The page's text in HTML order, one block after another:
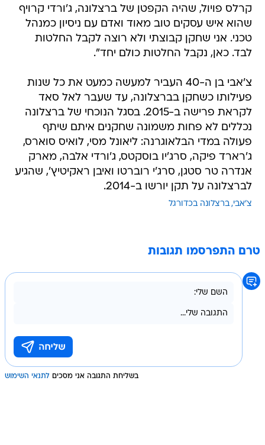
קרלס פויול, שהיה הקפטן של ברצלונה, ג'ורדי קרויף
שהוא איש עסקים טוב מאוד ואדם עם ניסיון כמנהל
טכני. אני שחקן קבוצתי ולא רוצה לקבל החלטות
לבד. כאן, נקבל החלטות כולם יחד".
צ'אבי בן ה-40 העביר למעשה כמעט את כל שנות
פעילותו כשחקן בברצלונה, עד שעבר לאל סאד
לקראת פרישה ב-2015. בסגל הנוכחי של ברצלונה
נכללים לא פחות משמונה שחקנים איתם שיתף
פעולה במדי הבלאוגרנה: ליאונל מסי, לואיס סוארס,
ג'רארד פיקה, סרג'יו בוסקטס, ג'ורדי אלבה, מארק
אנדרה טר סטגן, סרג'י רוברטו ואיבן ראקיטיץ', שהגיע
לברצלונה על תקן יורשו ב-2014.
צ'אבי ברצלונה בכדורגל
טרם התפרסמו תגובות
בשליחת התגובה אני מסכים לתנאי השימוש